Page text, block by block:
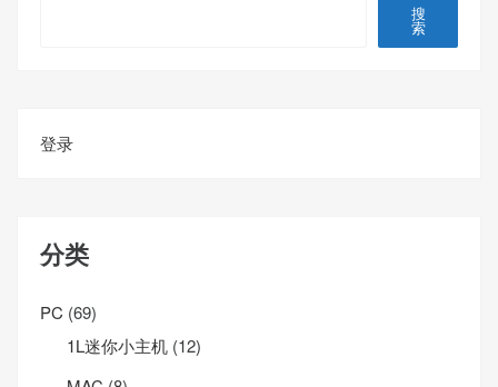
搜
索
登录
分类
PC (69)
1L迷你小主机 (12)